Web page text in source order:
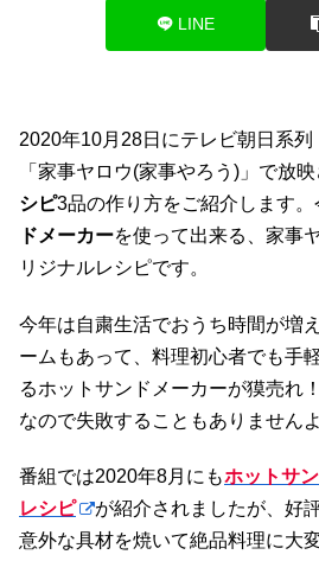
LINE
2020年10月28日にテレビ朝日系
「家事ヤロウ(家事やろう)」で放映
シピ3品の作り方をご紹介します
ドメーカーを使って出来る、家事
リジナルレシピです。
今年は自粛生活でおうち時間が増
ームもあって、料理初心者でも手
るホットサンドメーカーが獏売れ
なので失敗することもありません
番組では2020年8月にもホットサ
レシピ
が紹介されましたが、好
意外な具材を焼いて絶品料理に大